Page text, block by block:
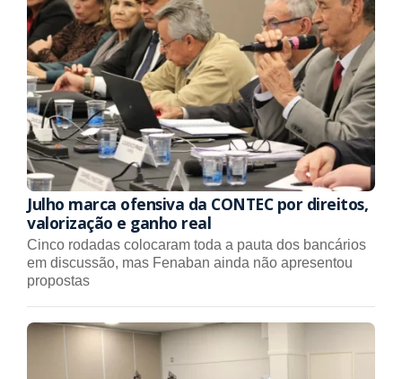
Julho marca ofensiva da CONTEC por direitos,
valorização e ganho real
Cinco rodadas colocaram toda a pauta dos bancários
em discussão, mas Fenaban ainda não apresentou
propostas